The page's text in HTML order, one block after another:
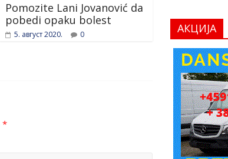
Pomozite Lani Jovanović da
pobedi opaku bolest
5. август 2020. 0
*
АКЦИЈА